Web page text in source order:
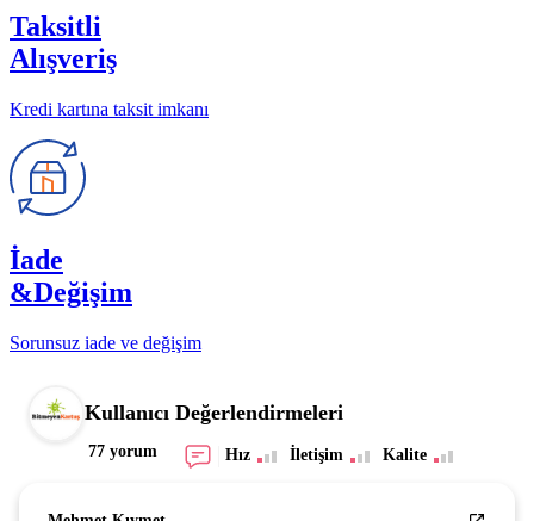
Taksitli
Alışveriş
Kredi kartına taksit imkanı
İade
&Değişim
Sorunsuz iade ve değişim
Kullanıcı Değerlendirmeleri
77 yorum Hız İletişim Kalite